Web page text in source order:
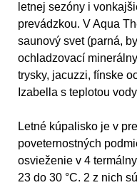
letnej sezóny i
prevádzkou. V Aqua
saunový svet (parná,
ochladzovací
trysky, jacuzzi, fínske
Izabella s teplotou
Letné kúpalisko je v
poveternostných
osvieženie v 4
23 do 30 °C. 2 z nich